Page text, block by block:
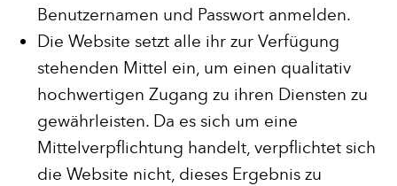
Benutzernamen und Passwort anmelden.
Die Website setzt alle ihr zur Verfügung
stehenden Mittel ein, um einen qualitativ
hochwertigen Zugang zu ihren Diensten zu
gewährleisten. Da es sich um eine
Mittelverpflichtung handelt, verpflichtet sich
die Website nicht, dieses Ergebnis zu